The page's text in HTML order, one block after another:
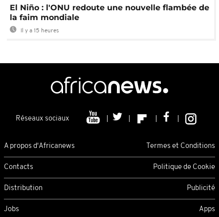
El Niño : l'ONU redoute une nouvelle flambée de
la faim mondiale
Il y a 15 heures
Réseaux sociaux
A propos d'Africanews Termes et Conditions
Contacts Politique de Cookie
Distribution Publicité
Jobs Apps